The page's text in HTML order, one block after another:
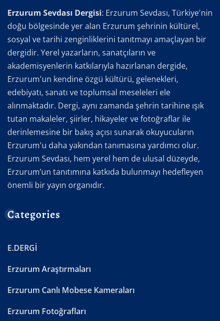
Erzurum Sevdası Dergisi: Erzurum Sevdası, Türkiye'nin
doğu bölgesinde yer alan Erzurum şehrinin kültürel,
sosyal ve tarihi zenginliklerini tanıtmayı amaçlayan bir
dergidir. Yerel yazarların, sanatçıların ve
akademisyenlerin katkılarıyla hazırlanan dergide,
Erzurum'un kendine özgü kültürü, gelenekleri,
edebiyatı, sanatı ve toplumsal meseleleri ele
alınmaktadır. Dergi, aynı zamanda şehrin tarihine ışık
tutan makaleler, şiirler, hikayeler ve fotoğraflar ile
derinlemesine bir bakış açısı sunarak okuyucuların
Erzurum'u daha yakından tanımasına yardımcı olur.
Erzurum Sevdası, hem yerel hem de ulusal düzeyde,
Erzurum’un tanıtımına katkıda bulunmayı hedefleyen
önemli bir yayın organıdır.
Categories
E.DERGİ
Erzurum Araştırmaları
Erzurum Canlı Mobese Kameraları
Erzurum Fotoğrafları